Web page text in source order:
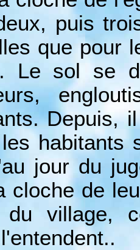
puis
que pour
Le sol se
Depuis,
habitants
jour du
cloche de
du village,